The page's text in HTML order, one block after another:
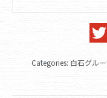
Categories: 白石グル